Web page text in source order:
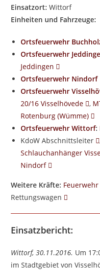
Einsatzort: Wittorf
Einheiten und Fahrzeuge:
Ortsfeuerwehr
Ortsfeuerwehr
Jeddingen
Ortsfeuerwehr Nindorf
Ortsfeuerwehr
20/16 Visselhövede
,
Rotenburg (Wümme)
Ortsfeuerwehr Wittorf:
KdoW Abschnittsleiter
Schlauchanhänger
Nindorf
Weitere Kräfte:
Rettungswagen
Einsatzbericht:
Wittorf, 30.11.2016. Um
im Stadtgebiet von